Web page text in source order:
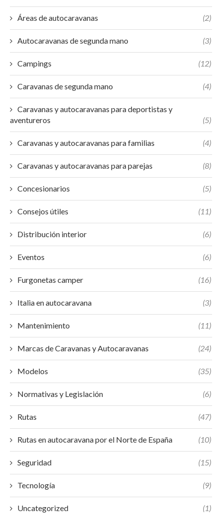
Áreas de autocaravanas (2)
Autocaravanas de segunda mano (3)
Campings (12)
Caravanas de segunda mano (4)
Caravanas y autocaravanas para deportistas y
aventureros
(5)
Caravanas y autocaravanas para familias (4)
Caravanas y autocaravanas para parejas (8)
Concesionarios (5)
Consejos útiles (11)
Distribución interior (6)
Eventos (6)
Furgonetas camper (16)
Italia en autocaravana (3)
Mantenimiento (11)
Marcas de Caravanas y Autocaravanas (24)
Modelos (35)
Normativas y Legislación (6)
Rutas (47)
Rutas en autocaravana por el Norte de España (10)
Seguridad (15)
Tecnología (9)
Uncategorized (1)